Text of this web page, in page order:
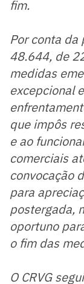
fim.
Por conta da
48.644, de
medidas
excepcional
que impôs
e ao
comerciais
convocação
para
postergada,
oportuno
o fim das
O CRVG